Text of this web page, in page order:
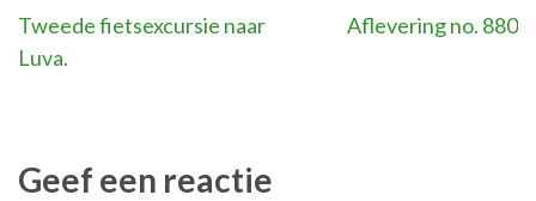
Bericht
navigatie
Tweede fietsexcursie naar
Luva.
Aflevering no. 880
Geef een reactie